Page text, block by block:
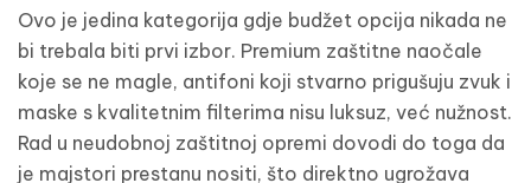
Ovo je jedina kategorija gdje budžet opcija nikada ne
bi trebala biti prvi izbor. Premium zaštitne naočale
koje se ne magle, antifoni koji stvarno prigušuju zvuk i
maske s kvalitetnim filterima nisu luksuz, već nužnost.
Rad u neudobnoj zaštitnoj opremi dovodi do toga da
je majstori prestanu nositi, što direktno ugrožava